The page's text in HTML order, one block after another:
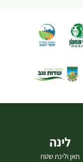
לינה
חאן ולינת שטח